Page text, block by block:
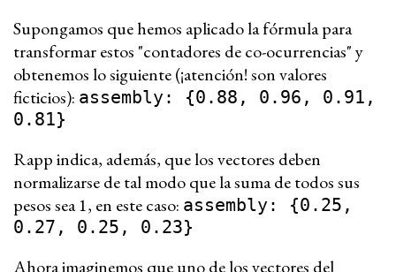
Supongamos que hemos aplicado la fórmula para
transformar estos "contadores de co-ocurrencias" y
obtenemos lo siguiente (¡atención! son valores
ficticios): assembly: {0.88, 0.96, 0.91,
0.81}
Rapp indica, además, que los vectores deben
normalizarse de tal modo que la suma de todos sus
pesos sea 1, en este caso: assembly: {0.25,
0.27, 0.25, 0.23}
Ahora imaginemos que uno de los vectores del